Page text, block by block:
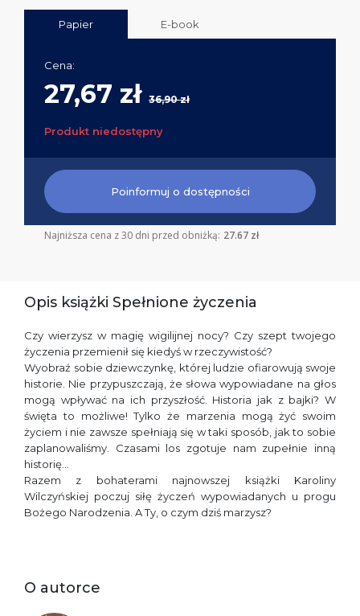
Papier E-book
Cena:
27,67 zł 36,90 zł
Produkt niedostępny
Poinformuj o dostępności
Najniższa cena z 30 dni przed obniżką: 27.67 zł
Opis książki Spełnione życzenia
Czy wierzysz w magię wigilijnej nocy? Czy szept twojego
życzenia przemienił się kiedyś w rzeczywistość?
Wyobraź sobie dziewczynkę, której ludzie ofiarowują swoje
historie. Nie przypuszczają, że słowa wypowiadane na głos
mogą wpływać na ich przyszłość. Historia jak z bajki? W
święta to możliwe! Tylko że marzenia mogą żyć swoim
życiem i nie zawsze spełniają się w taki sposób, jak to sobie
zaplanowaliśmy. Czasami los zgotuje nam zupełnie inną
historię…
Razem z bohaterami najnowszej książki Karoliny
Wilczyńskiej poczuj siłę życzeń wypowiadanych u progu
Bożego Narodzenia. A Ty, o czym dziś marzysz?
O autorce